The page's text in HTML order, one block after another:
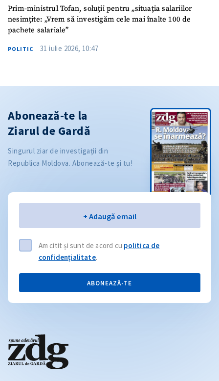
Prim-ministrul Tofan, soluții pentru „situația salariilor
nesimțite: „Vrem să investigăm cele mai înalte 100 de
pachete salariale”
POLITIC 31 iulie 2026, 10:47
Abonează-te la
Ziarul de Gardă
Singurul ziar de investigații din
Republica Moldova. Abonează-te și tu!
+ Adaugă email
Am citit și sunt de acord cu politica de
confidențialitate.
ABONEAZĂ-TE